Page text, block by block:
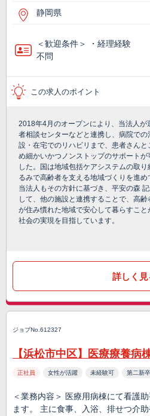
静岡県
＜歓迎条件＞ ・経理経験
不問
この求人のポイント
2018年4月のオープンにより、当法人が
者相談センターなどと連携し、病院での
設・在宅でのリハビリまで、患者さんと
め細かいかつノンストップのサポートが
した。国は地域包括ケアシステムの取り
るみで高齢者を支える地域づくりを進め
当法人もその方針に基づき、平安の森
して、他の施設と連携することで、高齢
が住み慣れた地域で安心して暮らすこと
社会の実現を目指しています。
詳しく見
ジョブNo.612327
【浜松市中区】医療療養病
正社員 女性が活躍 未経験可 第二新
＜業務内容＞ 医療用病棟にて看護
ます。 主に食事、入浴、排せつ介